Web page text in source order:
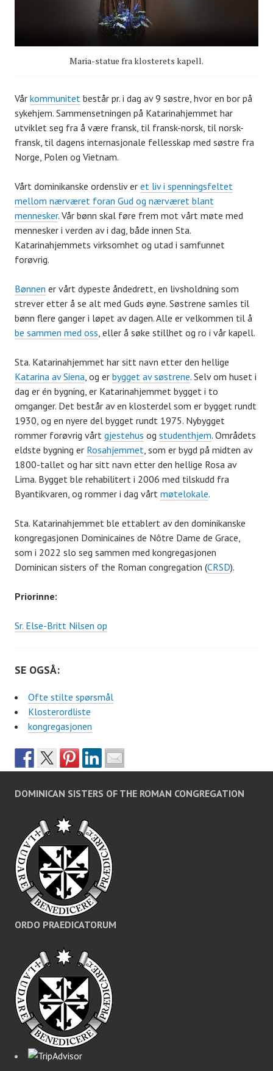
Maria-statue fra klosterets kapell.
Vår kommunitet består pr. i dag av 9 søstre, hvor en bor på
sykehjem. Sammensetningen på Katarinahjemmet har
utviklet seg fra å være fransk, til fransk-norsk, til norsk-
fransk, til dagens internasjonale fellesskap med søstre fra
Norge, Polen og Vietnam.
Vårt dominikanske ordensliv er et liv i spenningsfeltet
mellom nærværet foran Gud og nærværet blant
mennesker. Vår bønn skal føre frem mot vårt møte med
mennesker i verden av i dag, både innen Sta.
Katarinahjemmets virksomhet og utad i samfunnet
forøvrig.
Bønnen er vårt dypeste åndedrett, en livsholdning som
strever etter å se alt med Guds øyne. Søstrene samles til
bønn flere ganger i løpet av dagen. Alle er velkommen til å
be sammen med oss, eller å søke stillhet og ro i vår kapell.
Sta. Katarinahjemmet har sitt navn etter den hellige
Katarina av Siena, og er bygget av søstrene. Selv om huset i
dag er én bygning, er Katarinahjemmet bygget i to
omganger. Det består av en klosterdel som er bygget rundt
1930, og en nyere del bygget rundt 1975. Nybygget
rommer forøvrig vårt gjestehus og studenthjem. Områdets
eldste bygning er Rosahjemmet, som er bygd på midten av
1800-tallet og har sitt navn etter den hellige Rosa av
Lima. Bygget ble rehabilitert i 2006 med tilskudd fra
Byantikvaren, og rommer i dag vårt møtelokale.
Sta. Katarinahjemmet ble ettablert av den dominikanske
kongregasjonen Dominicaines de Nôtre Dame de Grace,
som i 2022 slo seg sammen med kongregasjonen
Dominican sisters of the Roman congregation (CRSD).
Priorinne:
Sr. Else-Britt Nilsen op
SE OGSÅ:
Ofte stilte spørsmål
Klosterordliste
kongregasjonen
DOMINICAN SISTERS OF THE ROMAN CONGREGATION
ORDO PRAEDICATORUM